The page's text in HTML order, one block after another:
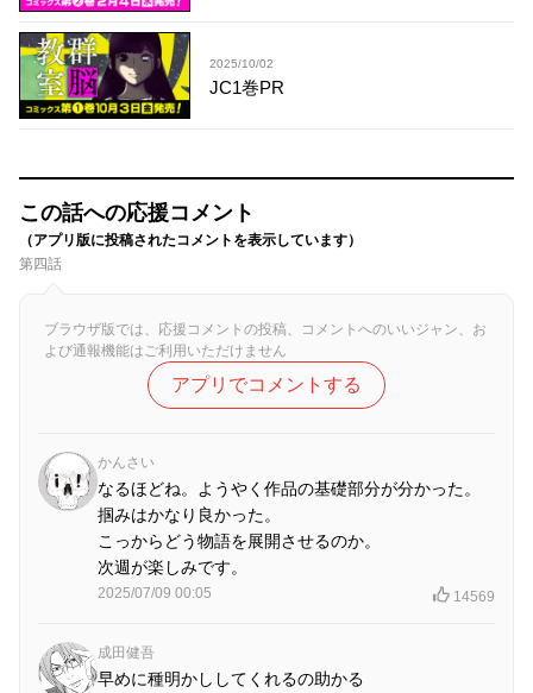
2025/10/02
JC1巻PR
この話への応援コメント
（アプリ版に投稿されたコメントを表示しています）
第四話
ブラウザ版では、応援コメントの投稿、コメントへのいいジャン、お
よび通報機能はご利用いただけません
アプリでコメントする
かんさい
なるほどね。ようやく作品の基礎部分が分かった。
掴みはかなり良かった。
こっからどう物語を展開させるのか。
次週が楽しみです。
2025/07/09 00:05 14569
成田健吾
早めに種明かししてくれるの助かる